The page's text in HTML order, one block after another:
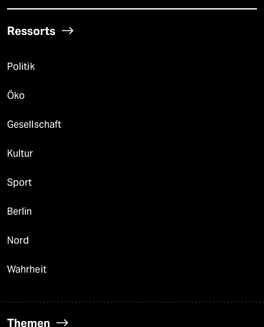
Ressorts
Politik
Öko
Gesellschaft
Kultur
Sport
Berlin
Nord
Wahrheit
Themen